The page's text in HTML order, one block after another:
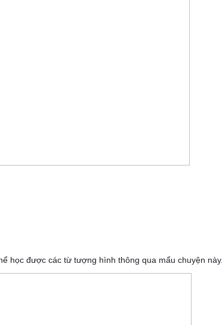
học được các từ tượng hình thông qua mẩu chuyện này.